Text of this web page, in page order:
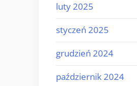
luty 2025
styczeń 2025
grudzień 2024
październik 2024